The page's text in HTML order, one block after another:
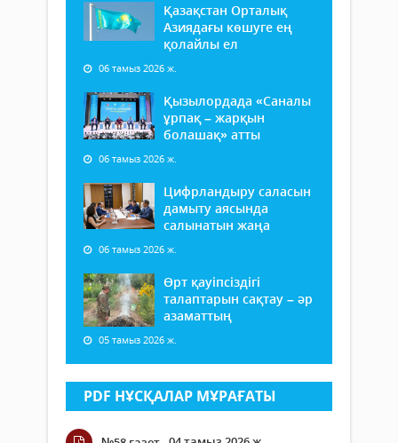
Қазақстан Орталық
Азиядағы көшуге ең
қолайлы ел
06 тамыз 2026 ж.
Қызылордада «Саналы
ұрпақ – жарқын
болашақ» атты
06 тамыз 2026 ж.
Цифрландыру саласын
дамыту аясында
салынатын жаңа
06 тамыз 2026 ж.
Өрт қауіпсіздігі
талаптарын сақтау – әр
азаматтың
05 тамыз 2026 ж.
PDF НҰСҚАЛАР МҰРАҒАТЫ